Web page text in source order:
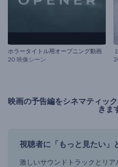
ホラータイトル用オープニング動画
20 映像シーン
映画の予告編をシネマティッ
きま
視聴者に「もっと見たい」
激しいサウンドトラックとリ